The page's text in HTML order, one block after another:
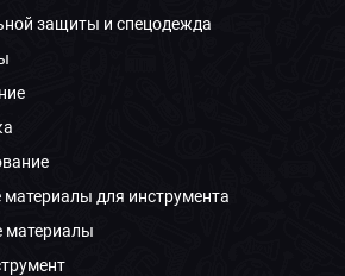
защиты и спецодежда
для инструмента
материалы